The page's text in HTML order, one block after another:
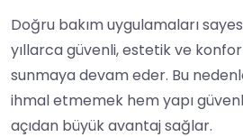
Doğru bakım uygulamaları
yıllarca güvenli, estetik ve
sunmaya devam eder. Bu
ihmal etmemek hem yapı
açıdan büyük avantaj sağlar.